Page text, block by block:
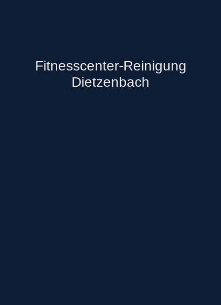
Fitnesscenter-Reinigung
Dietzenbach